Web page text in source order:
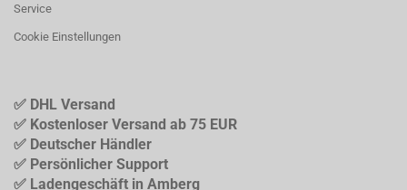
Service
Cookie Einstellungen
✅ DHL Versand
✅ Kostenloser Versand ab 75 EUR
✅ Deutscher Händler
✅ Persönlicher Support
✅ Ladengeschäft in Amberg